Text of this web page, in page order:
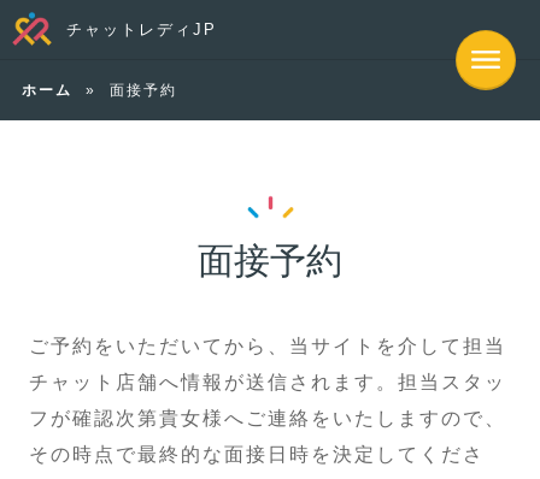
チャットレディJP
ホーム » 面接予約
面接予約
ご予約をいただいてから、当サイトを介して担当
チャット店舗へ情報が送信されます。担当スタッ
フが確認次第貴女様へご連絡をいたしますので、
その時点で最終的な面接日時を決定してくださ